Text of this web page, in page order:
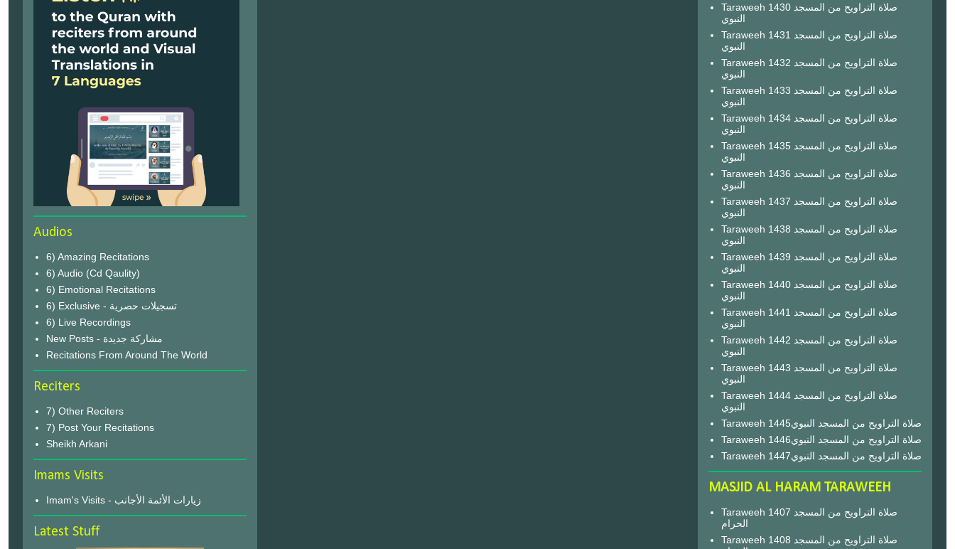
Audios
6) Amazing Recitations
6) Audio (Cd Qaulity)
6) Emotional Recitations
6) Exclusive - تسجيلات حصرية
6) Live Recordings
New Posts - مشاركة جديدة
Recitations From Around The World
Reciters
7) Other Reciters
7) Post Your Recitations
Sheikh Arkani
Imams Visits
Imam's Visits - زيارات الأئمة الأجانب
Latest Stuff
Taraweeh 1430 صلاة التراويح من المسجد
النبوي
Taraweeh 1431 صلاة التراويح من المسجد
النبوي
Taraweeh 1432 صلاة التراويح من المسجد
النبوي
Taraweeh 1433 صلاة التراويح من المسجد
النبوي
Taraweeh 1434 صلاة التراويح من المسجد
النبوي
Taraweeh 1435 صلاة التراويح من المسجد
النبوي
Taraweeh 1436 صلاة التراويح من المسجد
النبوي
Taraweeh 1437 صلاة التراويح من المسجد
النبوي
Taraweeh 1438 صلاة التراويح من المسجد
النبوي
Taraweeh 1439 صلاة التراويح من المسجد
النبوي
Taraweeh 1440 صلاة التراويح من المسجد
النبوي
Taraweeh 1441 صلاة التراويح من المسجد
النبوي
Taraweeh 1442 صلاة التراويح من المسجد
النبوي
Taraweeh 1443 صلاة التراويح من المسجد
النبوي
Taraweeh 1444 صلاة التراويح من المسجد
النبوي
Taraweeh 1445صلاة التراويح من المسجد النبوي
Taraweeh 1446صلاة التراويح من المسجد النبوي
Taraweeh 1447صلاة التراويح من المسجد النبوي
MASJID AL HARAM TARAWEEH
Taraweeh 1407 صلاة التراويح من المسجد
الحرام
Taraweeh 1408 صلاة التراويح من المسجد